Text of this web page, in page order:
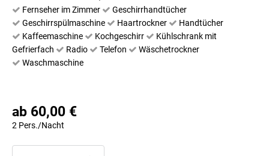
Fernseher im Zimmer
Geschirrhandtücher
Geschirrspülmaschine
Haartrockner
Handtücher
Kaffeemaschine
Kochgeschirr
Kühlschrank mit
Gefrierfach
Radio Telefon
Wäschetrockner
Waschmaschine
ab 60,00 €
2 Pers./Nacht